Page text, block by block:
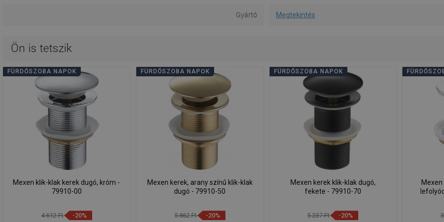
Gyártó Megtekintés
Ön is tetszik
FÜRDŐSZOBA NAPOK
Mexen klik-klak kerek dugó, króm -
79910-00
4 612 Ft -20%
FÜRDŐSZOBA NAPOK
Mexen kerek, arany színű klik-klak
dugó - 79910-50
5 862 Ft -20%
FÜRDŐSZOBA NAPOK
Mexen kerek klik-klak dugó,
fekete - 79910-70
5 237 Ft -20%